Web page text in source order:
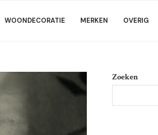
WOONDECORATIE MERKEN OVERIG
Zoeken